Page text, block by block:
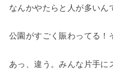
なんかやたらと人が多いん
公園がすごく賑わってる！
あっ、違う。みんな片手に